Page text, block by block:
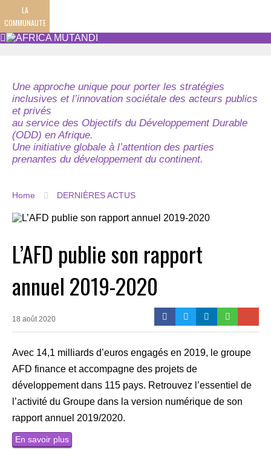
LA
COMMUNAUTE
Une approche unique pour porter les stratégies
inclusives et l’innovation sociétale des acteurs publics
et privés
au service des Objectifs du Développement Durable
(ODD) en Afrique.
Une initiative globale à l’attention des parties
prenantes du développement du continent.
Home DERNIÈRES ACTUS
L’AFD publie son rapport
annuel 2019-2020
18 août 2020
Avec 14,1 milliards d’euros engagés en 2019, le groupe
AFD finance et accompagne des projets de
développement dans 115 pays. Retrouvez l’essentiel de
l’activité du Groupe dans la version numérique de son
rapport annuel 2019/2020.
En savoir plus